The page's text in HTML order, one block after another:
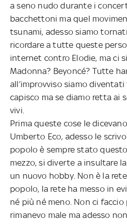
a seno nudo durante i
bacchettoni ma quel
tsunami, adesso siamo
ricordare a tutte queste
internet contro Elodie, ma ci
Madonna? Beyoncé? Tutte
all’improvviso siamo
capisco ma se diamo retta ai
vivi.
Prima queste cose le
Umberto Eco, adesso le
popolo è sempre stato
mezzo, si diverte a insultare
un nuovo hobby. Non è la
popolo, la rete ha messo in
né più né meno. Non ci faccio
rimanevo male ma adesso